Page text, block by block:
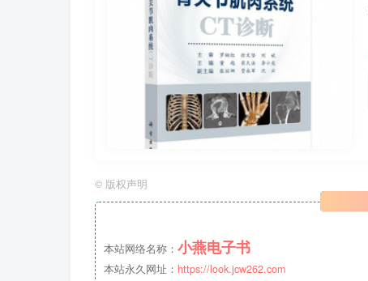
© 版权声明
本站网络名称： 小燕电子书
本站永久网址： https://look.jcw262.com